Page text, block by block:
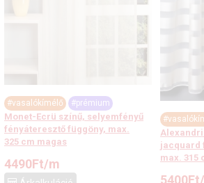
#vasalókímélő #prémium
Monet-Ecrü színű, selyemfényű
fényáteresztő függöny, max.
325 cm magas
4490Ft/m
jacquard
max. 315
5400Ft